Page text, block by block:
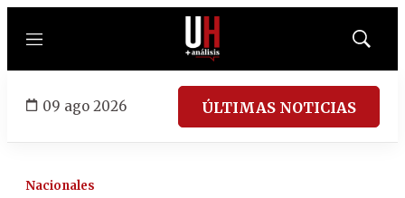
Menú
Mostrar
09 ago 2026 ÚLTIMAS NOTICIAS
Nacionales